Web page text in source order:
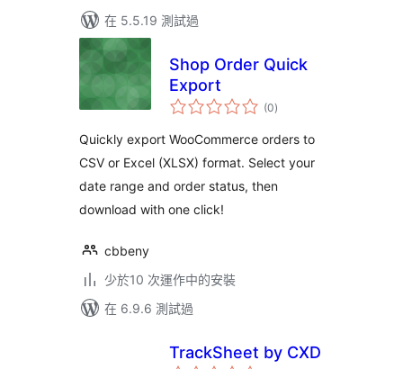
在 5.5.19 測試過
Shop Order Quick
Export
(0總
評)
Quickly export WooCommerce orders to
CSV or Excel (XLSX) format. Select your
date range and order status, then
download with one click!
cbbeny
少於10 次運作中的安裝
在 6.9.6 測試過
TrackSheet by CXD